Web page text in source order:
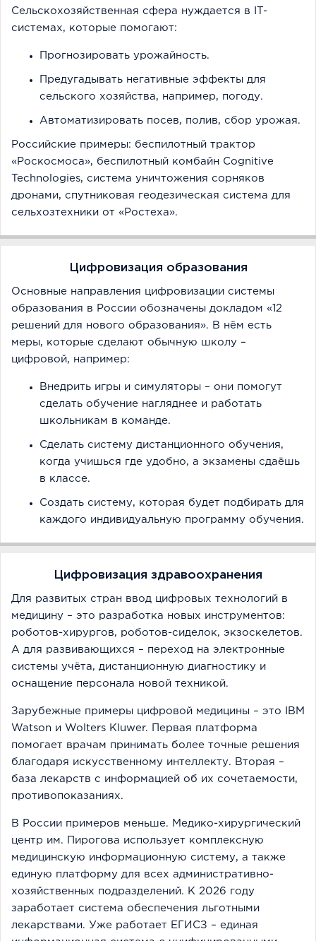
Сельскохозяйственная сфера нуждается в IT-
системах, которые помогают:
Прогнозировать урожайность.
Предугадывать негативные эффекты для
сельского хозяйства, например, погоду.
Автоматизировать посев, полив, сбор урожая.
Российские примеры: беспилотный трактор
«Роскосмоса», беспилотный комбайн Cognitive
Technologies, система уничтожения сорняков
дронами, спутниковая геодезическая система для
сельхозтехники от «Ростеха».
Цифровизация образования
Основные направления цифровизации системы
образования в России обозначены докладом «12
решений для нового образования». В нём есть
меры, которые сделают обычную школу –
цифровой, например:
Внедрить игры и симуляторы – они помогут
сделать обучение нагляднее и работать
школьникам в команде.
Сделать систему дистанционного обучения,
когда учишься где удобно, а экзамены сдаёшь
в классе.
Создать систему, которая будет подбирать для
каждого индивидуальную программу обучения.
Цифровизация здравоохранения
Для развитых стран ввод цифровых технологий в
медицину – это разработка новых инструментов:
роботов-хирургов, роботов-сиделок, экзоскелетов.
А для развивающихся – переход на электронные
системы учёта, дистанционную диагностику и
оснащение персонала новой техникой.
Зарубежные примеры цифровой медицины – это IBM
Watson и Wolters Kluwer. Первая платформа
помогает врачам принимать более точные решения
благодаря искусственному интеллекту. Вторая –
база лекарств с информацией об их сочетаемости,
противопоказаниях.
В России примеров меньше. Медико-хирургический
центр им. Пирогова использует комплексную
медицинскую информационную систему, а также
единую платформу для всех административно-
хозяйственных подразделений. К 2026 году
заработает система обеспечения льготными
лекарствами. Уже работает ЕГИСЗ – единая